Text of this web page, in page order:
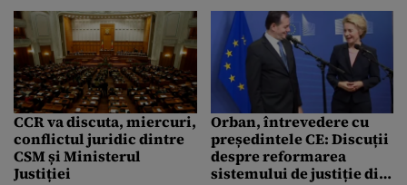
CCR va discuta, miercuri,
conflictul juridic dintre
CSM și Ministerul
Justiției
Orban, întrevedere cu
președintele CE: Discuții
despre reformarea
sistemului de justiție din